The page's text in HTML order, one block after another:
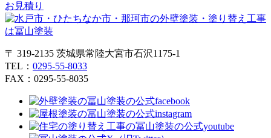
お見積り
〒 319-2135 茨城県常陸大宮市石沢1175-1
TEL： 0295-55-8033
FAX：0295-55-8035